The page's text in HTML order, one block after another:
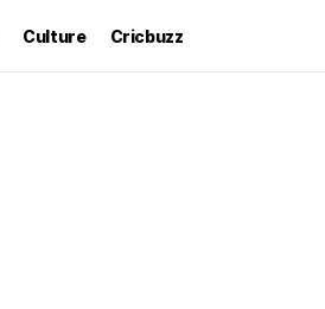
Culture Cricbuzz